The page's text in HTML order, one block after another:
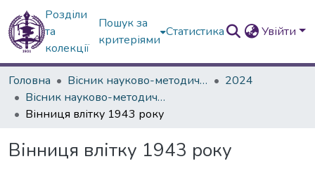
Розділи
та
колекції
Пошук за
критеріями
Статистика Увійти
Головна Вісник науково-методичних досліджень ВГПК
2024
Вісник науково-методичних досліджень ВГПК № 2 (46)
Вінниця влітку 1943 року
Вінниця влітку 1943 року